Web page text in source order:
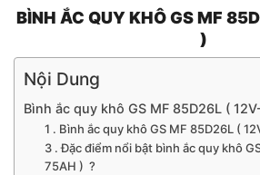
BÌNH ẮC QUY KHÔ GS MF
)
Nội Dung
Bình ắc quy khô GS MF 85D26L (
1 . Bình ắc quy khô GS MF 85D26L (
3 . Đặc điểm nổi bật bình ắc quy khô
75AH ) ?